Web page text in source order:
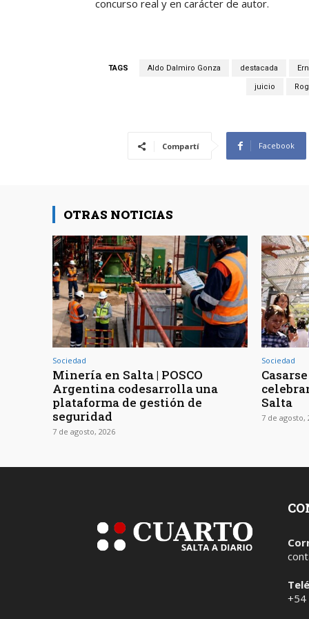
concurso real y en carácter de autor.
TAGS Aldo Dalmiro Gonza destacada
juicio
Compartí Facebook
OTRAS NOTICIAS
Sociedad
Minería en Salta | POSCO
Argentina codesarrolla una
plataforma de gestión de
seguridad
7 de agosto, 2026
Sociedad
Salta
7 de agosto,
+54